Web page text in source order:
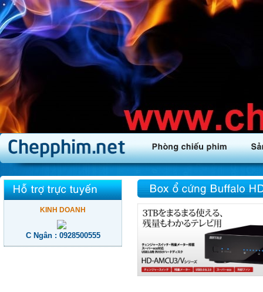
KINH DOANH
C Ngân : 0928500555